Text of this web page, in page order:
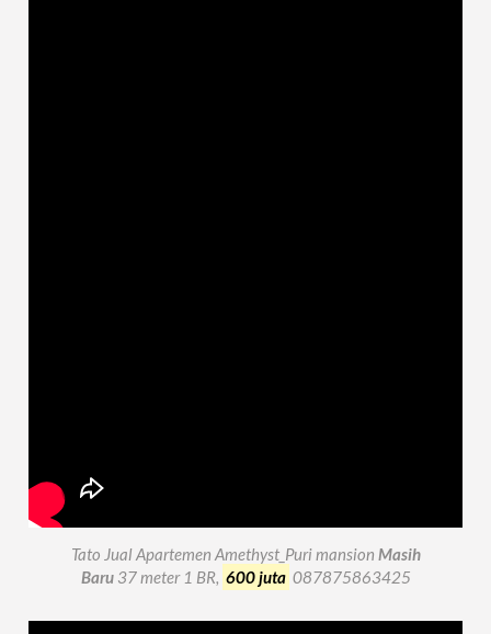
Tato Jual Apartemen Amethyst_Puri mansion Masih
Baru37 meter 1 BR, 600 juta 087875863425